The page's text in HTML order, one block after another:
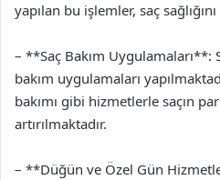
yapılan bu işlemler, saç
– **Saç Bakım Uygulamaları**:
bakım uygulamaları
bakımı gibi hizmetlerle saçın
artırılmaktadır.
– **Düğün ve Özel Gün